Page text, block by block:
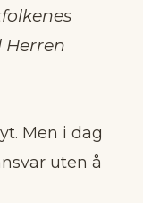
Men i dag
uten å